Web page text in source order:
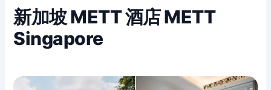
新加坡 METT 酒店 METT
Singapore